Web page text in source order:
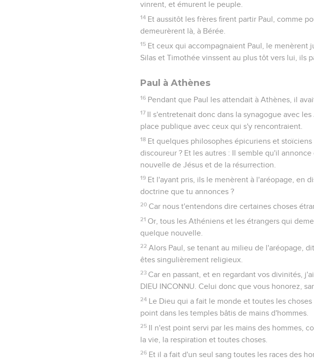
vinrent, et émurent le peuple.
14 Et aussitôt les frères firent partir Paul, comme
demeurèrent là, à Bérée.
15 Et ceux qui accompagnaient Paul, le menèrent
Silas et Timothée vinssent au plus tôt vers lui, ils
Paul à Athènes
16 Pendant que Paul les attendait à Athènes, il
17 Il s'entretenait donc dans la synagogue avec
place publique avec ceux qui s'y rencontraient.
18 Et quelques philosophes épicuriens et
discoureur ? Et les autres : Il semble qu'il
nouvelle de Jésus et de la résurrection.
19 Et l'ayant pris, ils le menèrent à l'aréopage, en
doctrine que tu annonces ?
20 Car nous t'entendons dire certaines choses
21 Or, tous les Athéniens et les étrangers qui
quelque nouvelle.
22 Alors Paul, se tenant au milieu de l'aréopage,
êtes singulièrement religieux.
23 Car en passant, et en regardant vos divinités,
DIEU INCONNU. Celui donc que vous honorez,
24 Le Dieu qui a fait le monde et toutes les
point dans les temples bâtis de mains d'hommes.
25 Il n'est point servi par les mains des hommes,
la vie, la respiration et toutes choses.
26 Et il a fait d'un seul sang toutes les races des